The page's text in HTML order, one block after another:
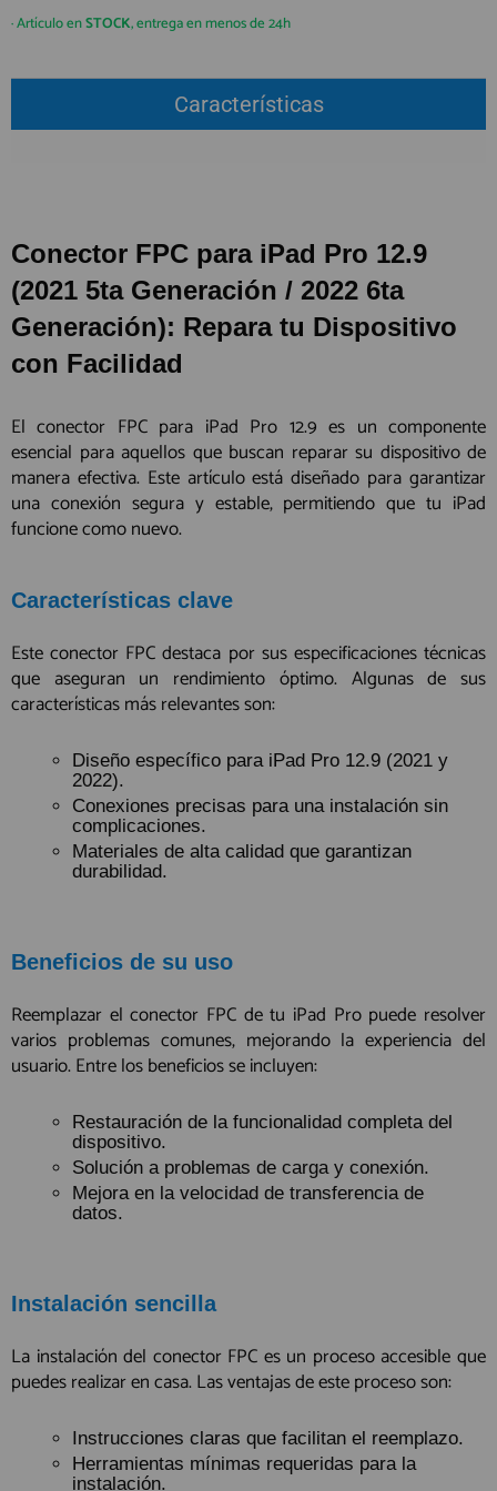
GUÍA DE COMPRA
(+34)912 477 744
info@preciosadictos.com
REGISTRO PROFESIONAL
· Artículo enSTOCK, entrega en menos de 24h
Características
Conector FPC para iPad Pro 12.9
(2021 5ta Generación / 2022 6ta
Generación): Repara tu Dispositivo
con Facilidad
El conector FPC para iPad Pro 12.9 es un componente
esencial para aquellos que buscan reparar su dispositivo de
manera efectiva. Este artículo está diseñado para garantizar
una conexión segura y estable, permitiendo que tu iPad
funcione como nuevo.
Características clave
Este conector FPC destaca por sus especificaciones técnicas
que aseguran un rendimiento óptimo. Algunas de sus
características más relevantes son:
Diseño específico para iPad Pro 12.9 (2021 y
2022).
Conexiones precisas para una instalación sin
complicaciones.
Materiales de alta calidad que garantizan
durabilidad.
Beneficios de su uso
Reemplazar el conector FPC de tu iPad Pro puede resolver
varios problemas comunes, mejorando la experiencia del
usuario. Entre los beneficios se incluyen:
Restauración de la funcionalidad completa del
dispositivo.
Solución a problemas de carga y conexión.
Mejora en la velocidad de transferencia de
datos.
Instalación sencilla
La instalación del conector FPC es un proceso accesible que
puedes realizar en casa. Las ventajas de este proceso son:
Instrucciones claras que facilitan el reemplazo.
Herramientas mínimas requeridas para la
instalación.